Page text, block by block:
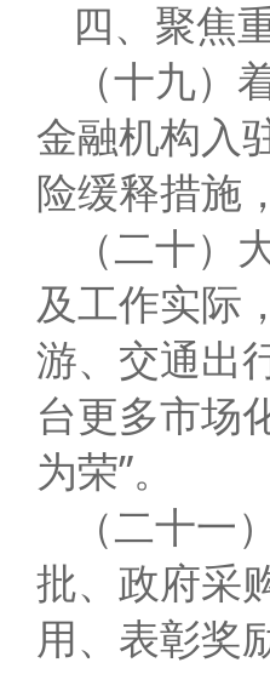
四、聚焦
（十九
金融机构入
险缓释措施
（二十
及工作实际
游、交通出
台更多市场
为荣”。
（二十
批、政府采
用、表彰奖